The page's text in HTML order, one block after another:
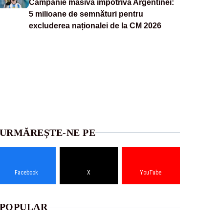
Campanie masivă împotriva Argentinei:
5 milioane de semnături pentru
excluderea naționalei de la CM 2026
NE PE
Facebook X YouTube